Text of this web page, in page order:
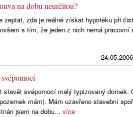
na dobu neurčitou?
zeptat, zda je reálné získat hypotéku při
s tím, že jeden z nich nemá pracovní
24.05.2006
stavět svépomocí malý typizovaný domek.
mám). Mám uzavřeno stavební
jsem na dobu... více